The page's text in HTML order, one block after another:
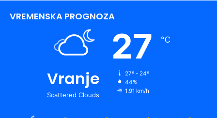
VREMENSKA PROGNOZA
Vranje
Scattered Clouds
27 ℃
27º - 24º
44%
1.91 km/h